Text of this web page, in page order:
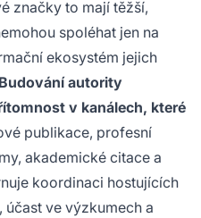
značky to mají těžší,
spoléhat jen na
ekosystém jejich
Budování autority
v kanálech, které
publikace, profesní
akademické citace a
koordinaci hostujících
ve výzkumech a